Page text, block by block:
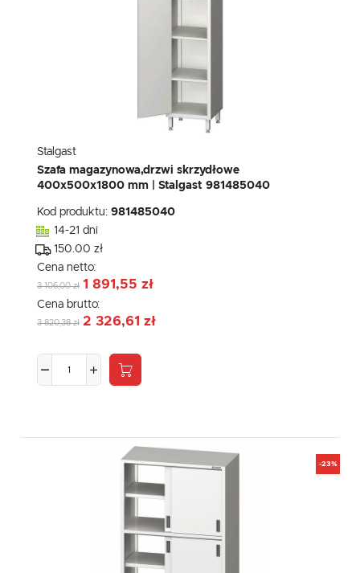
Stalgast
Szafa magazynowa,drzwi skrzydłowe
400x500x1800 mm | Stalgast 981485040
Kod produktu: 981485040
14-21 dni
150.00 zł
Cena netto:
3 106,00 zł 1 891,55 zł
Cena brutto:
3 820,38 zł 2 326,61 zł
-23%